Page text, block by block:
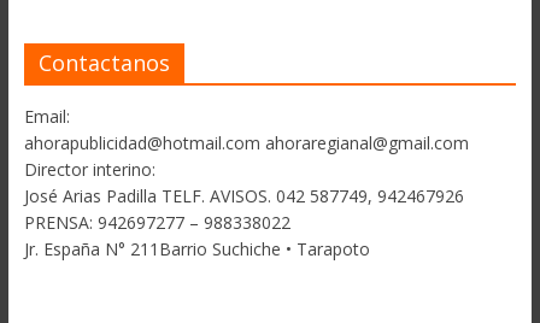
Contactanos
Email:
ahorapublicidad@hotmail.com ahoraregianal@gmail.com
Director interino:
José Arias Padilla TELF. AVISOS. 042 587749, 942467926
PRENSA: 942697277 – 988338022
Jr. España N° 211Barrio Suchiche • Tarapoto